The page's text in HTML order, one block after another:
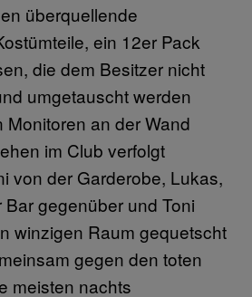
überquellende
ein 12er Pack
die dem Besitzer nicht
umgetauscht werden
Monitoren an der Wand
im Club verfolgt
von der Garderobe, Lukas,
gegenüber und Toni
winzigen Raum gequetscht
gegen den toten
meisten nachts